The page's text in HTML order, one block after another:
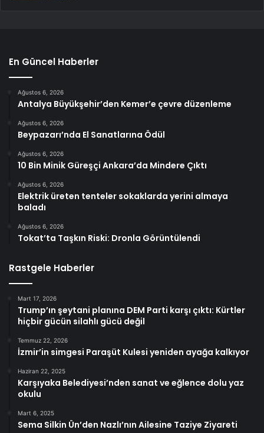
En Güncel Haberler
Ağustos 6, 2026
Antalya Büyükşehir’den Kemer’e çevre düzenleme
Ağustos 6, 2026
Beypazarı’nda El Sanatlarına Ödül
Ağustos 6, 2026
10 Bin Minik Güreşçi Ankara’da Mindere Çıktı
Ağustos 6, 2026
Elektrik üreten tenteler sokaklarda yerini almaya
baladı
Ağustos 6, 2026
Tokat’ta Taşkın Riski: Dronla Görüntülendi
Rastgele Haberler
Mart 17, 2026
Trump’ın şeytani planına DEM Parti karşı çıktı: Kürtler
hiçbir gücün silahlı gücü değil
Temmuz 22, 2026
İzmir’in simgesi Paraşüt Kulesi yeniden ayağa kalkıyor
Haziran 22, 2025
Karşıyaka Belediyesi’nden sanat ve eğlence dolu yaz
okulu
Mart 6, 2025
Sema Silkin Ün’den Nazlı’nın Ailesine Taziye Ziyareti